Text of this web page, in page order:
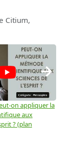
Citium,
on appliquer la
aux
? (plan
→